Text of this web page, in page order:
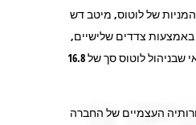
של לוטוס, מיטב דש
צדדים שלישיים,
להשקיע בתיק האשראי שבניהול לוטוס סך של 16.8
העצמיים של החברה